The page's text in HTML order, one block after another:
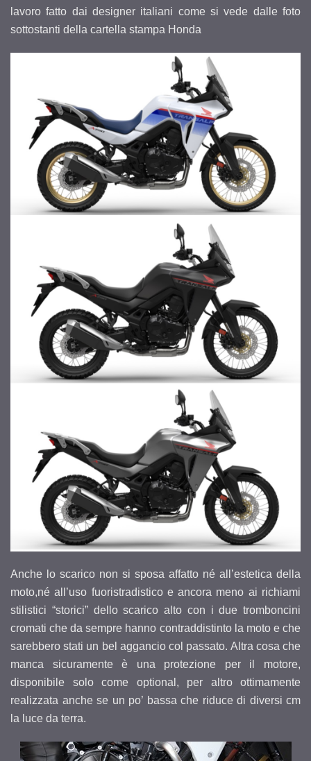
lavoro fatto dai designer italiani come si vede dalle foto
sottostanti della cartella stampa Honda
Anche lo scarico non si sposa affatto né all’estetica della
moto,né all’uso fuoristradistico e ancora meno ai richiami
stilistici “storici” dello scarico alto con i due tromboncini
cromati che da sempre hanno contraddistinto la moto e che
sarebbero stati un bel aggancio col passato. Altra cosa che
manca sicuramente è una protezione per il motore,
disponibile solo come optional, per altro ottimamente
realizzata anche se un po’ bassa che riduce di diversi cm
la luce da terra.